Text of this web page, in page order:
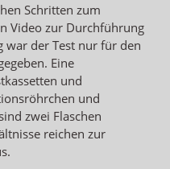
Schritten zum
Video zur Durchführung
war der Test nur für den
Eine
und
und
zwei Flaschen
reichen zur